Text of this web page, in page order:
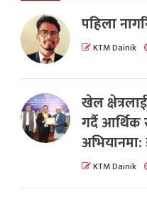
पहिला
KTM Dainik
खेल
गर्दै
अभियानमा:
KTM Dainik